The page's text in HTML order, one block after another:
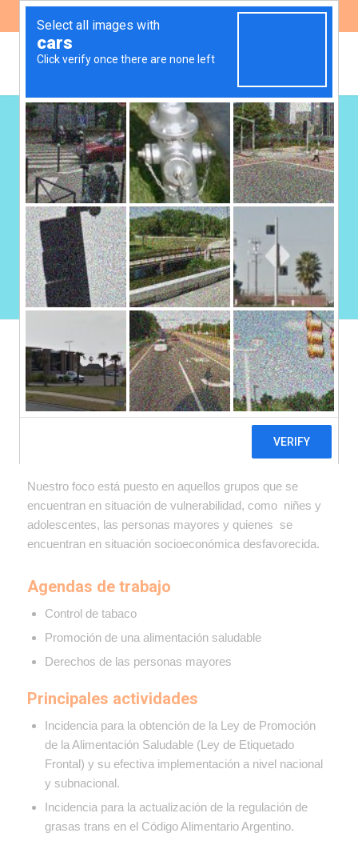
Salud
Promovemos políticas de salud pública desde una
perspectiva de derechos humanos. A partir de las bases
pre-existentes, trabajamos para mejorar los estándares
de protección del derecho a la salud y a la alimentación
Nuestro foco está puesto en aquellos grupos que se
encuentran en situación de vulnerabilidad, como niñes y
adolescentes, las personas mayores y quienes se
encuentran en situación socioeconómica desfavorecida.
Agendas de trabajo
Control de tabaco
Promoción de una alimentación saludable
Derechos de las personas mayores
Principales actividades
Incidencia para la obtención de la Ley de Promoción
de la Alimentación Saludable (Ley de Etiquetado
Frontal) y su efectiva implementación a nivel nacional
y subnacional.
Incidencia para la actualización de la regulación de
grasas trans en el Código Alimentario Argentino.